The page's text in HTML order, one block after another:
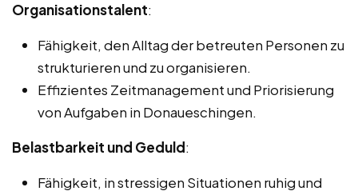
Organisationstalent:
Fähigkeit, den Alltag der betreuten Personen zu
strukturieren und zu organisieren.
Effizientes Zeitmanagement und Priorisierung
von Aufgaben in Donaueschingen.
Belastbarkeit und Geduld:
Fähigkeit, in stressigen Situationen ruhig und